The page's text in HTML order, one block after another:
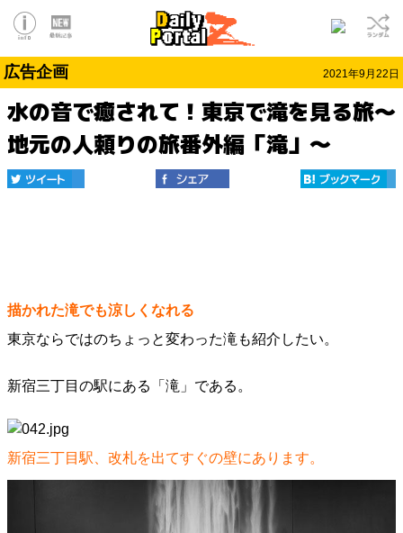
広告企画 2021年9月22日
水の音で癒されて！東京で滝を見る旅～
地元の人頼りの旅番外編「滝」～
描かれた滝でも涼しくなれる
東京ならではのちょっと変わった滝も紹介したい。
新宿三丁目の駅にある「滝」である。
新宿三丁目駅、改札を出てすぐの壁にあります。